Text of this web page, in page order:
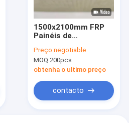
1500x2100mm FRP
Painéis de
Sandwich de
Honeycomb de Fibra
de Carbono
Preço:negotiable
MOQ:200pcs
obtenha o ultimo preço
contacto